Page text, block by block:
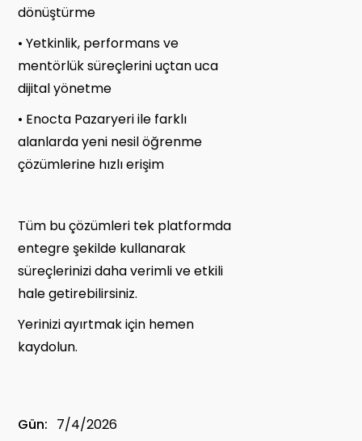
dönüştürme
• Yetkinlik, performans ve
mentörlük süreçlerini uçtan uca
dijital yönetme
• Enocta Pazaryeri ile farklı
alanlarda yeni nesil öğrenme
çözümlerine hızlı erişim
Tüm bu çözümleri tek platformda
entegre şekilde kullanarak
süreçlerinizi daha verimli ve etkili
hale getirebilirsiniz.
Yerinizi ayırtmak için hemen
kaydolun.
Gün: 7/4/2026